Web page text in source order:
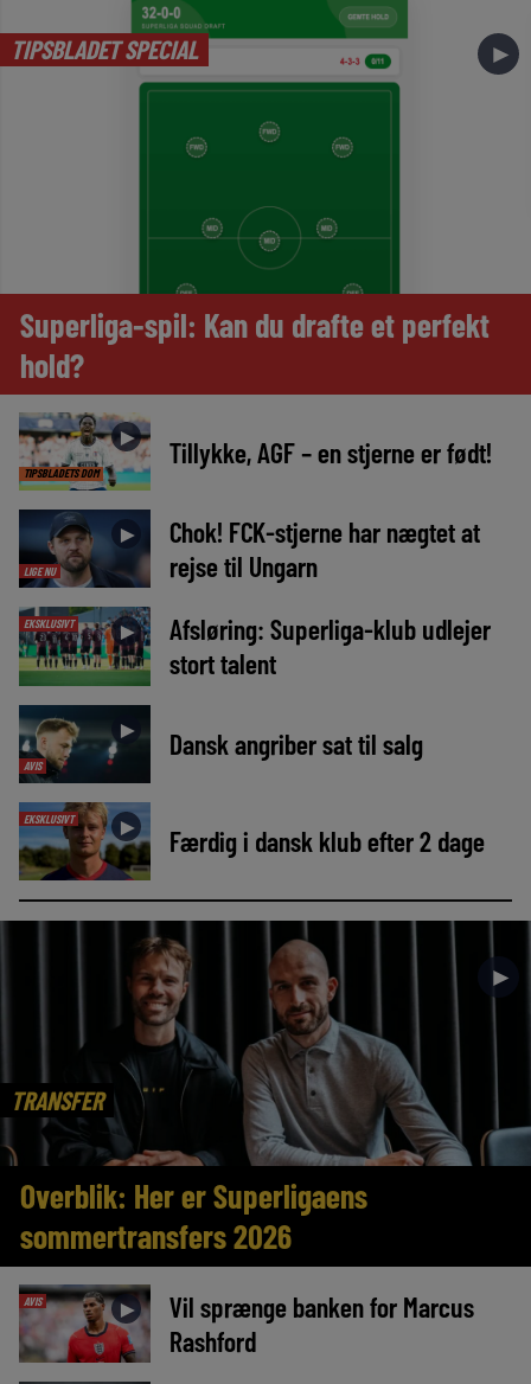
TIPSBLADET SPECIAL ►
Superliga-spil: Kan du drafte et perfekt
hold?
TIPSBLADETS DOM
► Tillykke, AGF – en stjerne er født!
LIGE NU
►
Chok! FCK-stjerne har nægtet at
rejse til Ungarn
EKSKLUSIVT ►
Afsløring: Superliga-klub udlejer
stort talent
AVIS
► Dansk angriber sat til salg
EKSKLUSIVT ► Færdig i dansk klub efter 2 dage
TRANSFER
►
Overblik: Her er Superligaens
sommertransfers 2026
AVIS ►
Vil sprænge banken for Marcus
Rashford